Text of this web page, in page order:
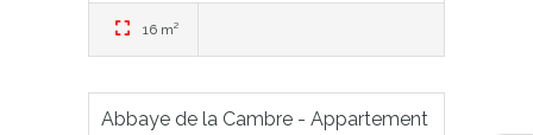
16 m²
Abbaye de la Cambre - Appartement